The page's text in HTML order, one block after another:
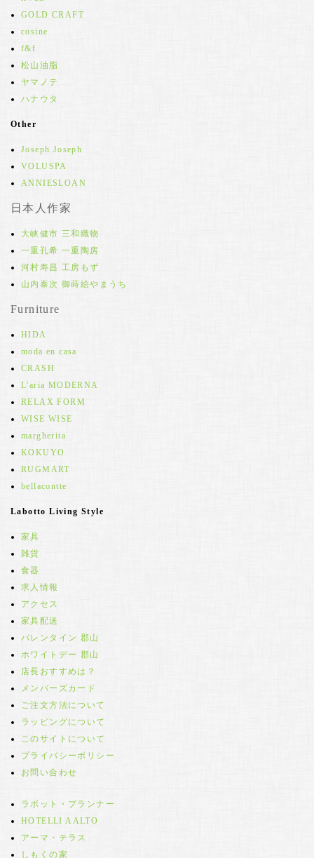
GOLD CRAFT
cosine
f&f
松山油脂
ヤマノテ
ハナウタ
Other
Joseph Joseph
VOLUSPA
ANNIESLOAN
日本人作家
大峡健市 三和織物
一重孔希 一重陶房
河村寿昌 工房もず
山内泰次 御蒔絵やまうち
Furniture
HIDA
moda en casa
CRASH
L'aria MODERNA
RELAX FORM
WISE WISE
margherita
KOKUYO
RUGMART
bellacontte
Labotto Living Style
家具
雑貨
食器
求人情報
アクセス
家具配送
バレンタイン 郡山
ホワイトデー 郡山
店長おすすめは？
メンバーズカード
ご注文方法について
ラッピングについて
このサイトについて
プライバシーポリシー
お問い合わせ
ラボット・プランナー
HOTELLI AALTO
アーマ・テラス
しもくの家